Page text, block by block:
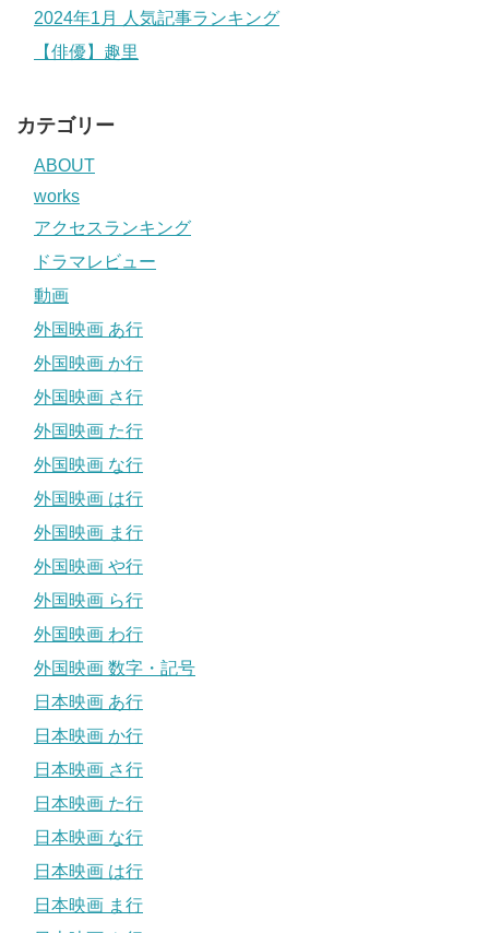
2024年1月 人気記事ランキング
【俳優】趣里
カテゴリー
ABOUT
works
アクセスランキング
ドラマレビュー
動画
外国映画 あ行
外国映画 か行
外国映画 さ行
外国映画 た行
外国映画 な行
外国映画 は行
外国映画 ま行
外国映画 や行
外国映画 ら行
外国映画 わ行
外国映画 数字・記号
日本映画 あ行
日本映画 か行
日本映画 さ行
日本映画 た行
日本映画 な行
日本映画 は行
日本映画 ま行